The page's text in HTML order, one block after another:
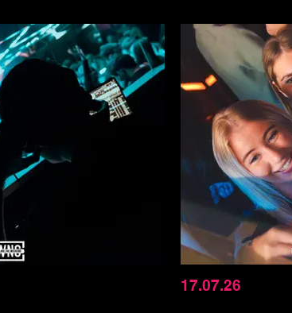
17.07.26